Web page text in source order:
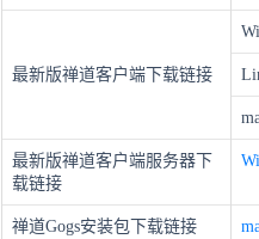
最新版禅道客户端下载链接
最新版禅道客户端服务器下
载链接
禅道Gogs安装包下载链接